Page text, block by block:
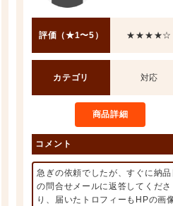
評価（★1〜5） ★★★★☆
カテゴリ 対応
商品詳細
コメント
急ぎの依頼でしたが、すぐに納
の問合せメールに返答してくださ
り、届いたトロフィーもHPの画